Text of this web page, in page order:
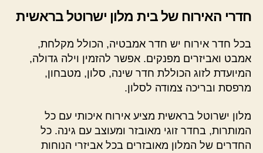
חדרי האירוח של בית מלון ישרוטל בראשית
בכל חדר אירוח יש חדר אמבטיה, הכולל מקלחת,
אמבט ואביזרים מפנקים. אפשר להזמין וילה גדולה,
המיועדת לזוג הכוללת חדר שינה, סלון, מטבחון,
מרפסת ובריכה צמודה לסלון.
מלון ישרוטל בראשית מציע אירוח איכותי עם כל
המותרות, בחדר זוגי מאובזר ומעוצב עם גינה. כל
החדרים של המלון מאובזרים בכל אביזרי הנוחות